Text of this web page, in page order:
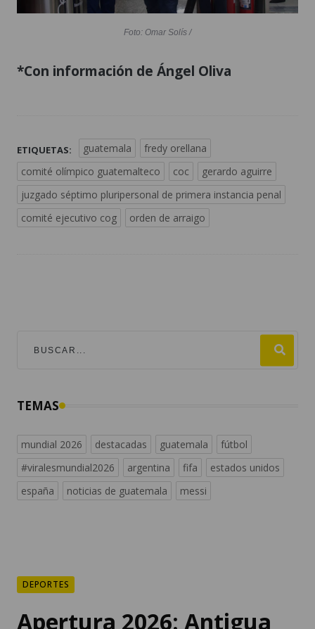
Foto: Omar Solís /
*Con información de Ángel Oliva
ETIQUETAS: guatemala
fredy orellana
comité olímpico guatemalteco
coc
gerardo aguirre
juzgado séptimo pluripersonal de primera instancia penal
comité ejecutivo cog
orden de arraigo
TEMAS
mundial 2026 destacadas guatemala
fútbol
#viralesmundial2026
argentina fifa
estados unidos
españa
noticias de guatemala messi
DEPORTES
Apertura 2026: Antigua